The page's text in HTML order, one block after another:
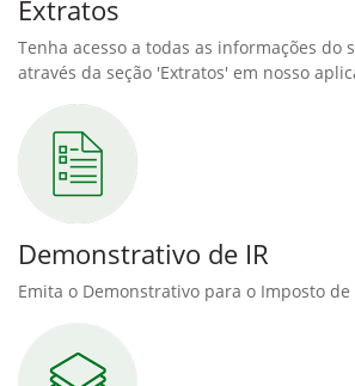
Extratos
Tenha acesso a todas as informações do
através da seção 'Extratos' em nosso
Demonstrativo de IR
Emita o Demonstrativo para o Imposto de